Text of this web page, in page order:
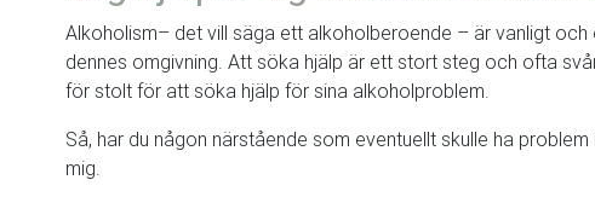
Alkoholism– det vill säga ett alkoholberoende – är vanligt
dennes omgivning. Att söka hjälp är ett stort steg och ofta
för stolt för att söka hjälp för sina alkoholproblem.
Så, har du någon närstående som eventuellt skulle ha
mig.